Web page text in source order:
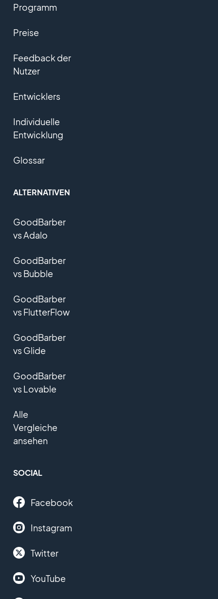
Programm
Preise
Feedback der
Nutzer
Entwicklers
Individuelle
Entwicklung
Glossar
ALTERNATIVEN
GoodBarber
vs Adalo
GoodBarber
vs Bubble
GoodBarber
vs FlutterFlow
GoodBarber
vs Glide
GoodBarber
vs Lovable
Alle
Vergleiche
ansehen
SOCIAL
Facebook
Instagram
Twitter
YouTube